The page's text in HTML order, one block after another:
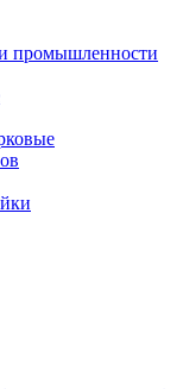
промышленности